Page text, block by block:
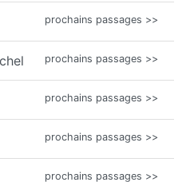
prochains passages >>
prochains passages >>
prochains passages >>
prochains passages >>
prochains passages >>